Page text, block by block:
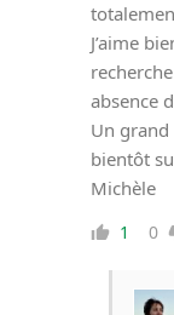
J’aime
absence
Un
bientôt
Michèle
1 0